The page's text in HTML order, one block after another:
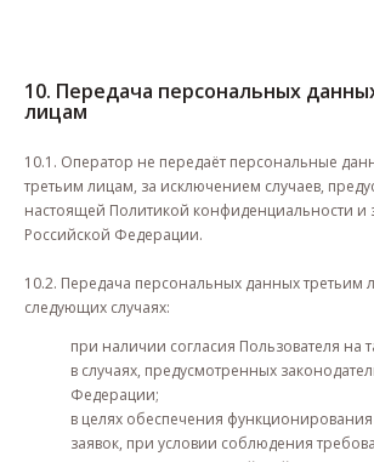
10. Передача персональных
лицам
10.1. Оператор не передаёт персональные
третьим лицам, за исключением случаев,
настоящей Политикой конфиденциальности и
Российской Федерации.
10.2. Передача персональных данных третьим
следующих случаях:
при наличии согласия Пользователя на
в случаях, предусмотренных
Федерации;
в целях обеспечения
заявок, при условии соблюдения